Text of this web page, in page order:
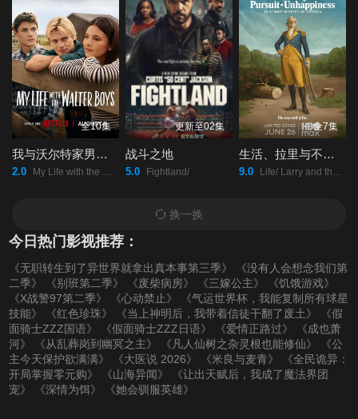
全10集
我与沃尔特家男孩的生活第三季
2.0 My Life with the Walter Boys Season 3/
更新至02集
战斗之地
5.0 Fightland/
全7集
生活、拉里与不快乐的追求：一部美国史
9.0 Life/ Larry and the Pursuit of Unhappiness: an Almost History of America/
换一换
今日热门影视推荐：
《无职转生到了异世界就拿出真本事第三季》
《没有人会想念我们第
二季》
《别班第二季》 《废柴病房》 《三嫁公主》
《饥饿游戏》
《X战警97第二季》
《心动禁止》
《气运世界杯，我能复制所有球星
技能》
《红色珍珠》 《当上神明后，我带着信徒干翻了废土》
《假
面骑士ZZZ国语》
《假面骑士ZZZ日语》 《爱情正路过》
《成也萧
河》
《从乱葬岗到幽冥之主》 《凡人仙树之杂灵根也能修仙》
《公
主今天保护欲满满》
《大医说 2026》 《米良与麦青》
《全民诡异：
开局掌握零元购》
《山海异闻》
《让出天赋后，我成了魔法界团
宠》
《深情为饵》 《她会驯服英雄》